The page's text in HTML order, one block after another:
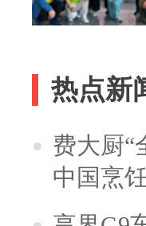
热点新
费大厨“
中国烹